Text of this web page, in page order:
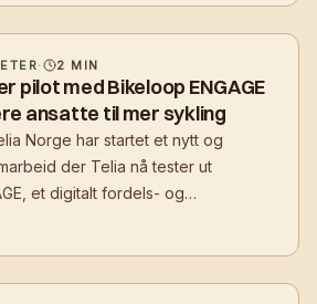
· 2 MIN
pilot med Bikeloop ENGAGE
ansatte til mer sykling
Norge har startet et nytt og
der Telia nå tester ut
et digitalt fordels- og
utviklet for å inspirere ansatte til